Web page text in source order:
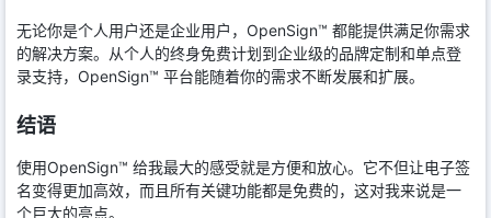
无论你是个人用户还是企业用户，OpenSign™ 都能提供满足你需求
的解决方案。从个人的终身免费计划到企业级的品牌定制和单点登
录支持，OpenSign™ 平台能随着你的需求不断发展和扩展。
结语
使用OpenSign™ 给我最大的感受就是方便和放心。它不但让电子签
名变得更加高效，而且所有关键功能都是免费的，这对我来说是一
个巨大的亮点。